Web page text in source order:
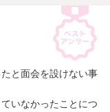
と面会を設けない事
いなかったことにつ